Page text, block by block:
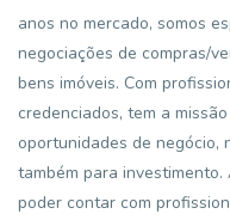
anos no mercado, somos
negociações de compras/
bens imóveis. Com
credenciados, tem a
oportunidades de negócio,
também para
poder contar com